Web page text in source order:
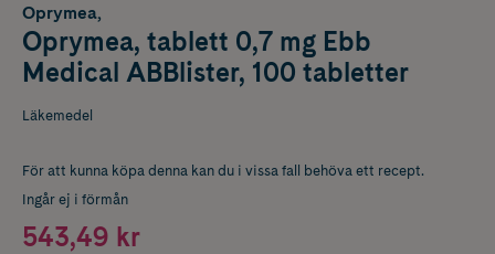
Oprymea,
Oprymea, tablett 0,7 mg Ebb
Medical ABBlister, 100 tabletter
Läkemedel
För att kunna köpa denna kan du i vissa fall behöva ett recept.
Ingår ej i förmån
543,49 kr